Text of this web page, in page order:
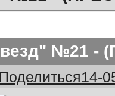
№21 -
Поделиться14-